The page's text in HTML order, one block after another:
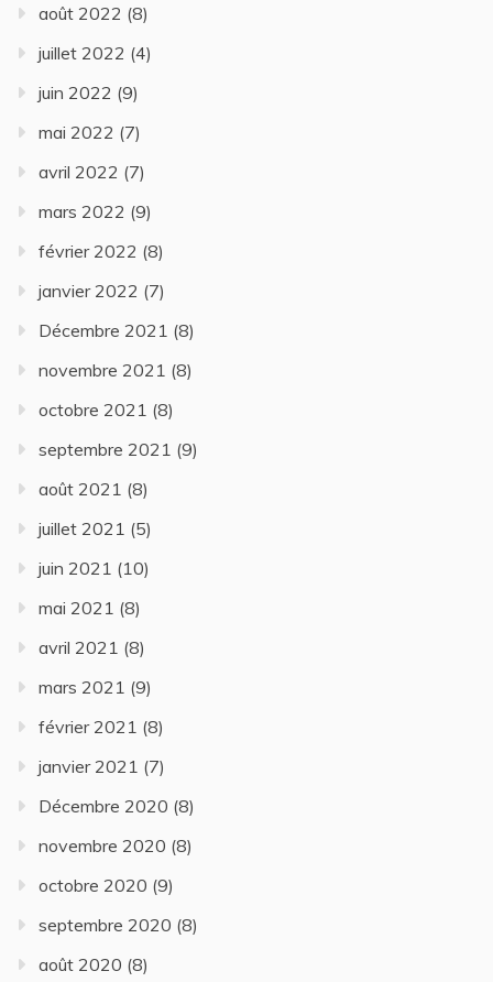
août 2022 (8)
juillet 2022 (4)
juin 2022 (9)
mai 2022 (7)
avril 2022 (7)
mars 2022 (9)
février 2022 (8)
janvier 2022 (7)
Décembre 2021 (8)
novembre 2021 (8)
octobre 2021 (8)
septembre 2021 (9)
août 2021 (8)
juillet 2021 (5)
juin 2021 (10)
mai 2021 (8)
avril 2021 (8)
mars 2021 (9)
février 2021 (8)
janvier 2021 (7)
Décembre 2020 (8)
novembre 2020 (8)
octobre 2020 (9)
septembre 2020 (8)
août 2020 (8)